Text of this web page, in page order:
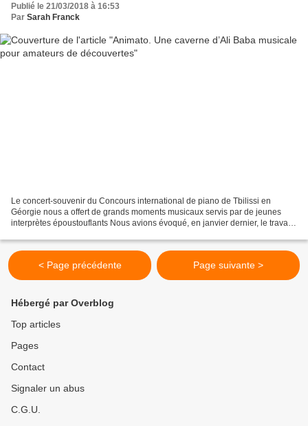
Publié le 21/03/2018 à 16:53
Par Sarah Franck
Le concert-souvenir du Concours international de piano de Tbilissi en
Géorgie nous a offert de grands moments musicaux servis par de jeunes
interprètes époustouflants Nous avions évoqué, en janvier dernier, le travail
< Page précédente Page suivante >
Hébergé par Overblog
Top articles
Pages
Contact
Signaler un abus
C.G.U.